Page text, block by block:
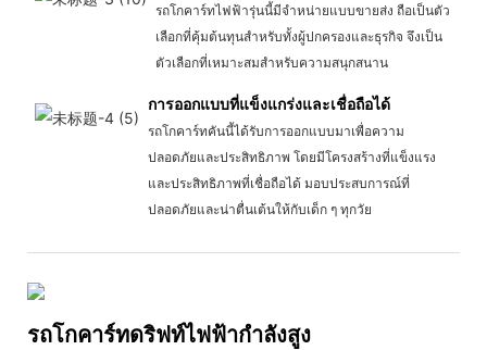
รถโกคาร์ทไฟฟ้ารุ่นนี้มีจำหน่ายแบบขายส่ง ถือเป็นตัว
เลือกที่คุ้มต้นทุนสำหรับทั้งผู้ปกครองและธุรกิจ จึงเป็น
ตัวเลือกที่เหมาะสมสำหรับความสนุกสนาน
การออกแบบที่แข็งแกร่งและเชื่อถือได้
รถโกคาร์ทคันนี้ได้รับการออกแบบมาเพื่อความ
ปลอดภัยและประสิทธิภาพ โดยมีโครงสร้างที่แข็งแรง
และประสิทธิภาพที่เชื่อถือได้ มอบประสบการณ์ที่
ปลอดภัยและน่าตื่นเต้นให้กับเด็ก ๆ ทุกวัย
รถโกคาร์ทดริฟท์ไฟฟ้ากำลังสูง